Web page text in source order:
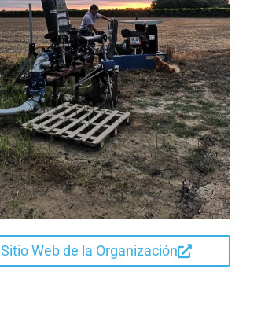
Sitio Web de la Organización